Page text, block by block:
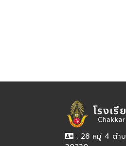
: 28 หมู่ 4 ตำ